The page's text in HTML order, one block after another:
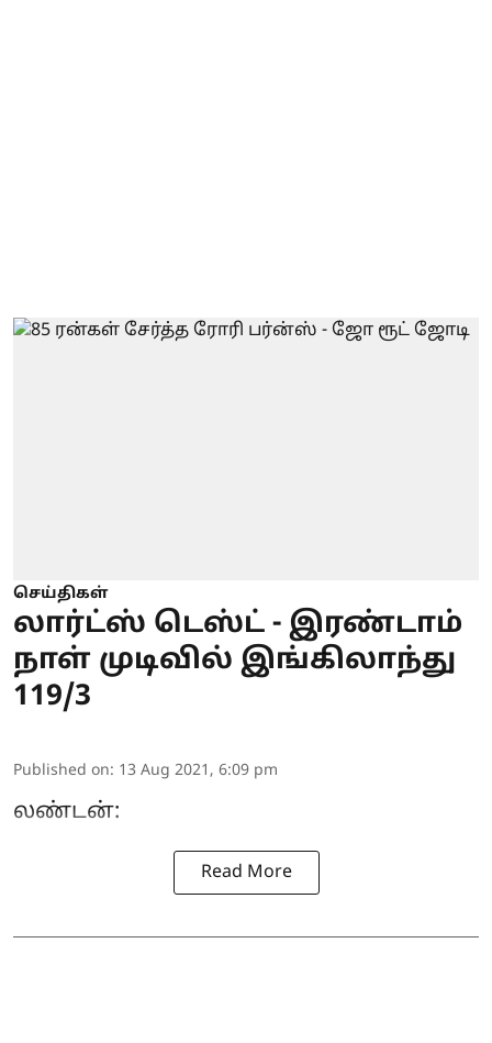
செய்திகள்
லார்ட்ஸ் டெஸ்ட் - இரண்டாம்
நாள் முடிவில் இங்கிலாந்து
119/3
Published on: 13 Aug 2021, 6:09 pm
லண்டன்:
Read More